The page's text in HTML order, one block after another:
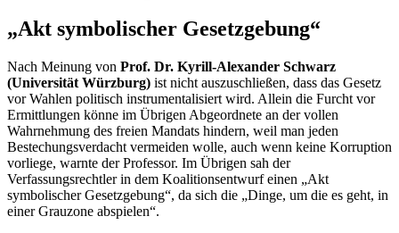
„Akt symbolischer Gesetzgebung“
Nach Meinung von Prof. Dr. Kyrill-Alexander Schwarz
(Universität Würzburg) ist nicht auszuschließen, dass das Gesetz
vor Wahlen politisch instrumentalisiert wird. Allein die Furcht vor
Ermittlungen könne im Übrigen Abgeordnete an der vollen
Wahrnehmung des freien Mandats hindern, weil man jeden
Bestechungsverdacht vermeiden wolle, auch wenn keine Korruption
vorliege, warnte der Professor. Im Übrigen sah der
Verfassungsrechtler in dem Koalitionsentwurf einen „Akt
symbolischer Gesetzgebung“, da sich die „Dinge, um die es geht, in
einer Grauzone abspielen“.